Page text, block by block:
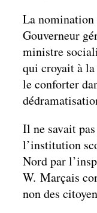
La nomination
Gouverneur
ministre
qui croyait à
le conforter
Il ne savait
l’institution
Nord par
W. Marçais
non des